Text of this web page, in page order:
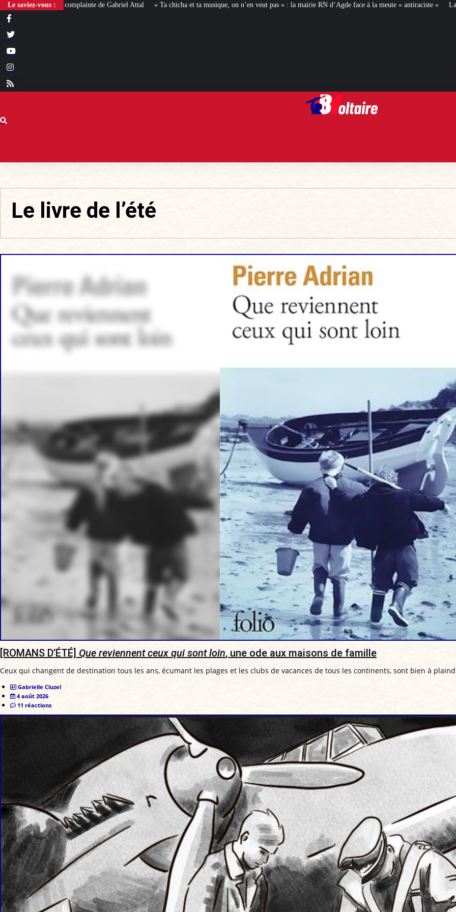
Le saviez-vous :
de Gabriel Attal « Ta chicha et ta musique, on n’en veut pas » : la mairie RN d’Agde face à la meute « antiraciste » La hausse de la taxe
Le livre de l’été
[ROMANS D’ÉTÉ] Que reviennent ceux qui sont loin, une ode aux maisons de famille
Ceux qui changent de destination tous les ans, écumant les plages et les clubs de vacances de tous les continents, sont bien à
Gabrielle Cluzel
4 août 2026
11 réactions